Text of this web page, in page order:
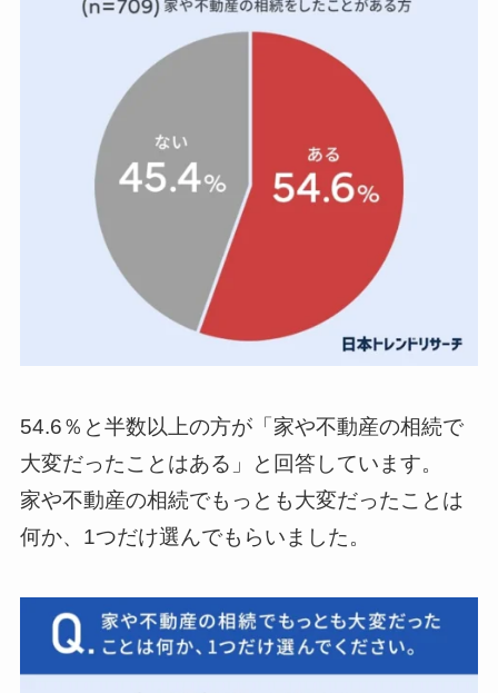
54.6％と半数以上の方が「家や不動産の相続で
大変だったことはある」と回答しています。
家や不動産の相続でもっとも大変だったことは
何か、1つだけ選んでもらいました。